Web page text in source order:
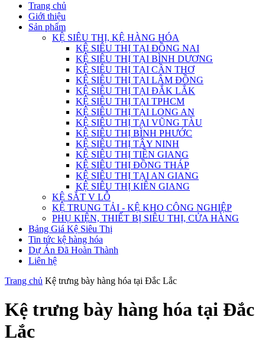
Trang chủ
Giới thiệu
Sản phẩm
KỆ SIÊU THỊ, KỆ HÀNG HÓA
KỆ SIÊU THỊ TẠI ĐỒNG NAI
KỆ SIÊU THỊ TẠI BÌNH DƯƠNG
KỆ SIÊU THỊ TẠI CẦN THƠ
KỆ SIÊU THỊ TẠI LÂM ĐỒNG
KỆ SIÊU THỊ TẠI ĐẮK LẮK
KỆ SIÊU THỊ TẠI TPHCM
KỆ SIÊU THỊ TẠI LONG AN
KỆ SIÊU THỊ TẠI VŨNG TÀU
KỆ SIÊU THỊ BÌNH PHƯỚC
KỆ SIÊU THỊ TÂY NINH
KỆ SIÊU THỊ TIỀN GIANG
KỆ SIÊU THỊ ĐỒNG THÁP
KỆ SIÊU THỊ TẠI AN GIANG
KỆ SIÊU THỊ KIÊN GIANG
KỆ SẮT V LỖ
KỆ TRUNG TẢI - KỆ KHO CÔNG NGHIỆP
PHỤ KIỆN, THIẾT BỊ SIÊU THỊ, CỬA HÀNG
Bảng Giá Kệ Siêu Thị
Tin tức kệ hàng hóa
Dự Án Đã Hoàn Thành
Liên hệ
Trang chủ Kệ trưng bày hàng hóa tại Đắc Lắc
Kệ trưng bày hàng hóa tại Đắc
Lắc